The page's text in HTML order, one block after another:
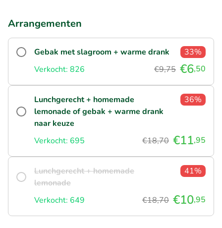
Arrangementen
Gebak met slagroom + warme drank
33%
Verkocht: 826
€9,75 €6,50
Lunchgerecht + homemade
lemonade of gebak + warme drank
naar keuze
36%
Verkocht: 695 €18,70 €11,95
Lunchgerecht + homemade
lemonade
41%
Verkocht: 649 €18,70 €10,95